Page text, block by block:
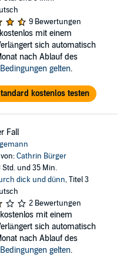
9 Bewertungen
mit einem
sich automatisch
nach Ablauf des
Bedingungen gelten.
kostenlos testen
Fall
Cathrin Bürger
Std. und 35 Min.
dick und dünn, Titel 3
2 Bewertungen
mit einem
sich automatisch
nach Ablauf des
Bedingungen gelten.